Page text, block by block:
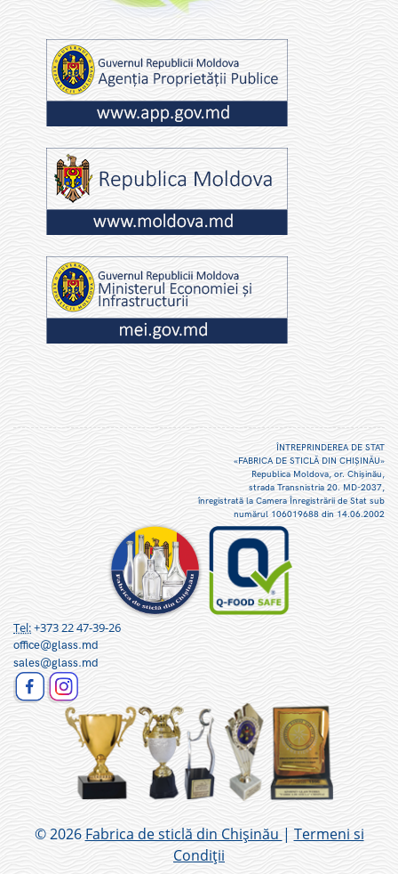
ÎNTREPRINDEREA DE STAT
«FABRICA DE STICLĂ DIN CHIŞINĂU»
Republica Moldova, or. Chişinău,
strada Transnistria 20. MD-2037,
înregistrată la Camera Înregistrării de Stat sub
numărul 106019688 din 14.06.2002
Tel:+373 22 47-39-26
office@glass.md
sales@glass.md
© 2026 Fabrica de sticlă din Chișinău | Termeni si
Condiții